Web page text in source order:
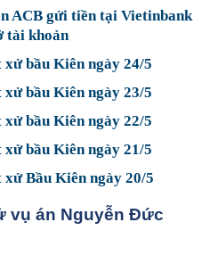
ACB gửi tiền tại Vietinbank
tài khoản
bầu Kiên ngày 24/5
bầu Kiên ngày 23/5
bầu Kiên ngày 22/5
bầu Kiên ngày 21/5
Bầu Kiên ngày 20/5
vụ án Nguyễn Đức